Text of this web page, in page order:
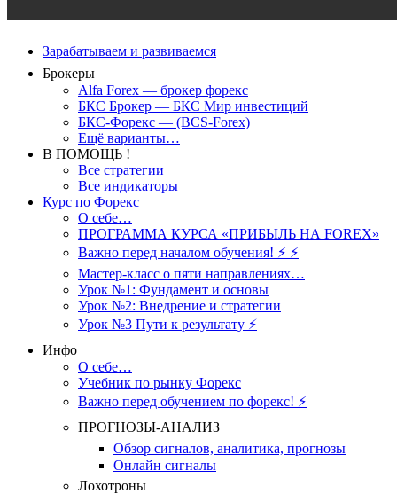
Зарабатываем и развиваемся
Брокеры
Alfa Forex — брокер форекс
БКС Брокер — БКС Мир инвестиций
БКС-Форекс — (BCS-Forex)
Ещё варианты…
В ПОМОЩЬ !
Все стратегии
Все индикаторы
Курс по Форекс
О себе…
ПРОГРАММА КУРСА «ПРИБЫЛЬ НА FOREX»
Важно перед началом обучения! ⚡ ⚡
Мастер-класс о пяти направлениях…
Урок №1: Фундамент и основы
Урок №2: Внедрение и стратегии
Урок №3 Пути к результату ⚡️
Инфо
О себе…
Учебник по рынку Форекс
Важно перед обучением по форекс! ⚡
ПРОГНОЗЫ-АНАЛИЗ
Обзор сигналов, аналитика, прогнозы
Онлайн сигналы
Лохотроны